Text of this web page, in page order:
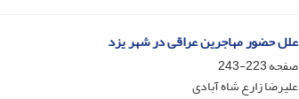
علل حضور مهاجرین عراقی در شهر یزد
صفحه223-243
علیرضا زارع شاه آبادی